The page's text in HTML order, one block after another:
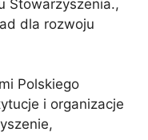
Stowarzyszenia.,
dla rozwoju
Polskiego
i organizacje